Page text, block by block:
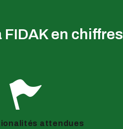
FIDAK en chiffres
attendues